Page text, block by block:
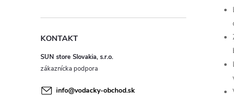
KONTAKT
SUN store Slovakia, s.r.o.
info@vodacky-obchod.sk